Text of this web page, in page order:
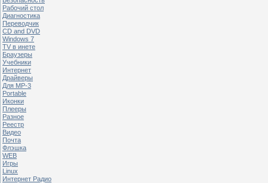
Рабочий стол
Диагностика
Переводчик
CD and DVD
Windows 7
TV в инете
Браузеры
Учебники
Интернет
Драйверы
Для MP-3
Portable
Иконки
Плееры
Разное
Реестр
Видео
Почта
Флэшка
WEB
Игры
Linux
Интернет Радио